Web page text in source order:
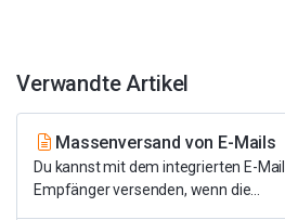
Verwandte Artikel
Massenversand von E-Mails
Du kannst mit dem integrierten E-
Empfänger versenden, wenn die...